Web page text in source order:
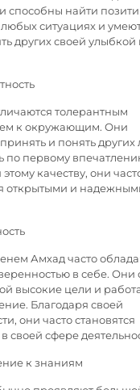
способны найти
ситуациях и
других своей улыбкой
толерантным
к окружающим. Они
и понять других
по первому
качеству, они
открытыми и
Амхад часто
в себе. Они
высокие цели и
Благодаря своей
они часто становятся
своей сфере
к знаниям